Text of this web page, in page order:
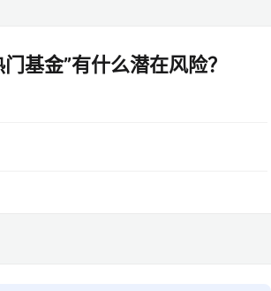
基金”有什么潜在风险？